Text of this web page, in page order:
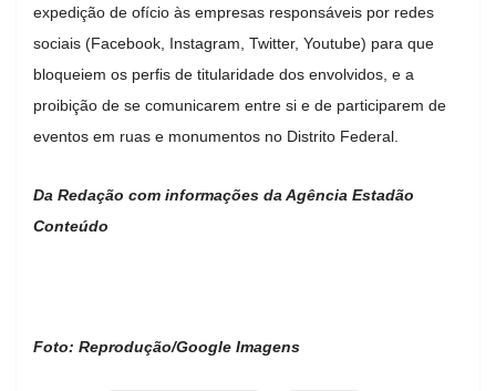
expedição de ofício às empresas responsáveis por redes
sociais (Facebook, Instagram, Twitter, Youtube) para que
bloqueiem os perfis de titularidade dos envolvidos, e a
proibição de se comunicarem entre si e de participarem de
eventos em ruas e monumentos no Distrito Federal.
Da Redação com informações da Agência Estadão
Conteúdo
Foto: Reprodução/Google Imagens